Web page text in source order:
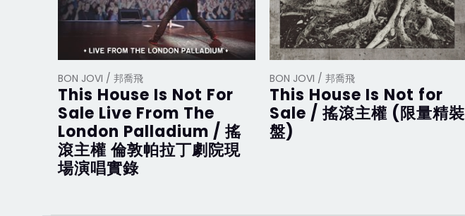
BON JOVI / 邦喬飛
This House Is Not For
Sale Live From The
London Palladium / 搖
滾主權 倫敦帕拉丁劇院現
場演唱實錄
BON JOVI / 邦喬飛
This House Is Not for
Sale / 搖滾主權 (限量精裝
盤)